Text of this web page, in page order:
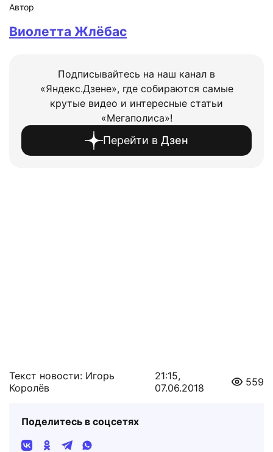
Автор
Виолетта Жлёбас
Подписывайтесь на наш канал в
«Яндекс.Дзене», где собираются самые
крутые видео и интересные статьи
«Мегаполиса»!
Перейти в Дзен
Текст новости: Игорь
Королёв
21:15,
07.06.2018
559
Поделитесь в соцсетях